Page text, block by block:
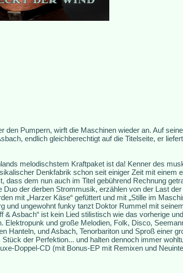
den Pumpern, wirft die Maschinen wieder an. Auf
endlich gleichberechtigt auf die Titelseite, er
melodischstem Kraftpaket ist da! Kenner des
Denkfabrik schon seit einiger Zeit mit einem
dass dem nun auch im Titel gebührend Rechnung
der derben Strommusik, erzählen von der Last der
mit „Harzer Käse“ gefüttert und mit „Stille im
und ungewohnt funky tanzt Doktor Rummel mit
& Asbach“ ist kein Lied stilistisch wie das vorherige
Elektropunk und große Melodien, Folk, Disco,
Hanteln, und Asbach, Tenorbariton und Sproß einer
der Perfektion... und halten dennoch immer
Doppel-CD (mit Bonus-EP mit Remixen und